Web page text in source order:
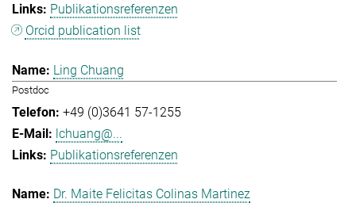
Publikationsreferenzen
Orcid publication list
Ling Chuang
Postdoc
+49 (0)3641 57-1255
lchuang@...
Publikationsreferenzen
Dr. Maite Felicitas Colinas Martinez